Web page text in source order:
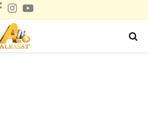
Facebook
Instagram
Youtube